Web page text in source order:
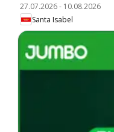
27.07.2026- 10.08.2026
Santa Isabel